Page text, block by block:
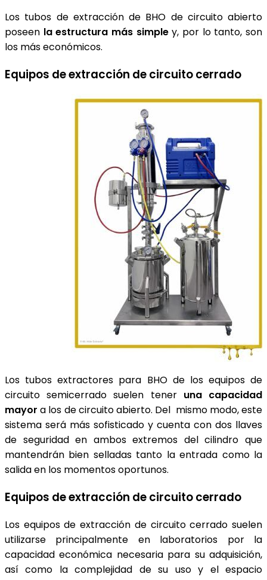
Los tubos de extracción de BHO de circuito abierto
poseen la estructura más simpley, por lo tanto, son
los más económicos.
Equipos de extracción de circuito cerrado
Los tubos extractores para BHO de los equipos de
circuito semicerrado suelen tener una capacidad
mayor a los de circuito abierto. Del mismo modo, este
sistema será más sofisticado y cuenta con dos llaves
de seguridad en ambos extremos del cilindro que
mantendrán bien selladas tanto la entrada como la
salida en los momentos oportunos.
Equipos de extracción de circuito cerrado
Los equipos de extracción de circuito cerrado suelen
utilizarse principalmente en laboratorios por la
capacidad económica necesaria para su adquisición,
así como la complejidad de su uso y el espacio